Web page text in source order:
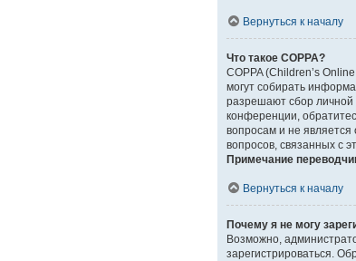
Вернуться к началу
Что такое COPPA?
COPPA (Children’s
могут собирать
разрешают сбор личной
конференции,
вопросам и не является
вопросов, связанных с
Примечание
Вернуться к началу
Почему я не могу
Возможно,
зарегистрироваться.